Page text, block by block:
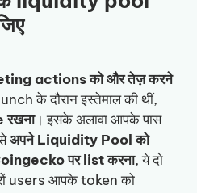
actions को और तेज़ करने
के दौरान इस्तेमाल की थीं,
। इसके अलावा आपके पास
अपने Liquidity Pool को
पर list करना, ये दो
users आपके token को